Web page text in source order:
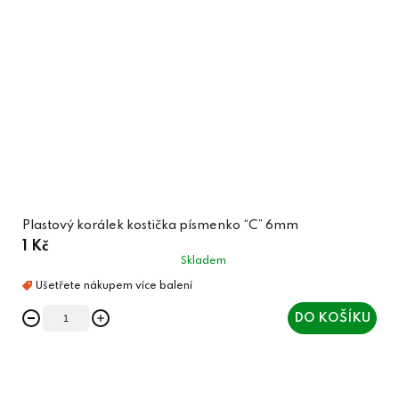
Plastový korálek kostička písmenko “C” 6mm
1 Kč
Skladem
DO KOŠÍKU